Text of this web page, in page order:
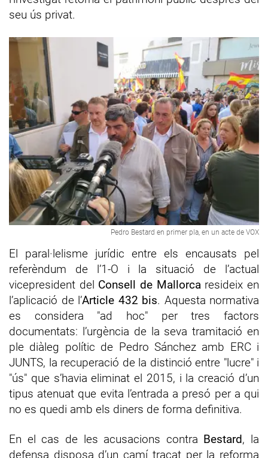
seu ús privat.
Pedro Bestard en primer pla, en un acte de VOX
El paral·lelisme jurídic entre els encausats pel
referèndum de l’1-O i la situació de l’actual
vicepresident del Consell de Mallorcaresideix en
l’aplicació de l’Article 432 bis. Aquesta normativa
es considera "ad hoc" per tres factors
documentats: l’urgència de la seva tramitació en
ple diàleg polític de Pedro Sánchez amb ERC i
JUNTS, la recuperació de la distinció entre "lucre" i
"ús" que s’havia eliminat el 2015, i la creació d’un
tipus atenuat que evita l’entrada a presó per a qui
no es quedi amb els diners de forma definitiva.
En el cas de les acusacions contra Bestard, la
defensa disposa d’un camí traçat per la reforma